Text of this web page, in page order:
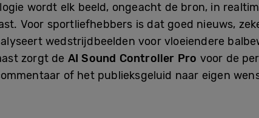
wordt elk beeld, ongeacht de bron, in
Voor sportliefhebbers is dat goed nieuws,
wedstrijdbeelden voor vloeiendere
zorgt de AI Sound Controller Pro voor de
of het publieksgeluid naar eigen